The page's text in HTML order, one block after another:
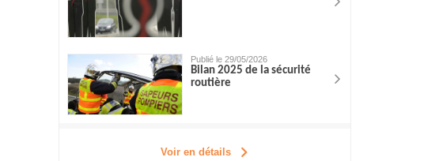
Publié le 29/05/2026
Bilan 2025 de la sécurité
routière
Voir en détails